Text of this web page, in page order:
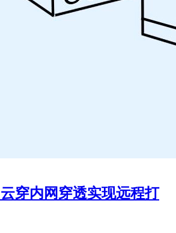
穿内网穿透实现远程打